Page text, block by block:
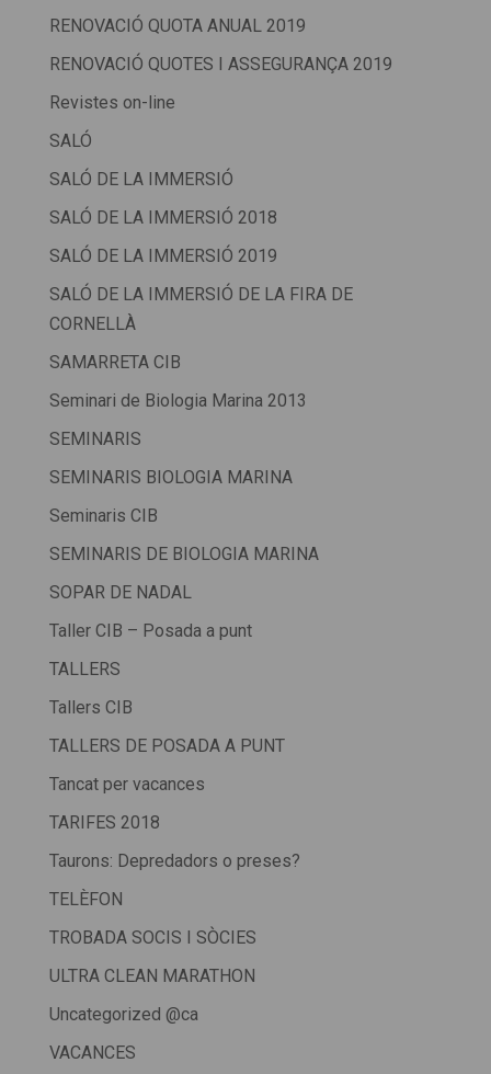
RENOVACIÓ QUOTA ANUAL 2019
RENOVACIÓ QUOTES I ASSEGURANÇA 2019
Revistes on-line
SALÓ
SALÓ DE LA IMMERSIÓ
SALÓ DE LA IMMERSIÓ 2018
SALÓ DE LA IMMERSIÓ 2019
SALÓ DE LA IMMERSIÓ DE LA FIRA DE
CORNELLÀ
SAMARRETA CIB
Seminari de Biologia Marina 2013
SEMINARIS
SEMINARIS BIOLOGIA MARINA
Seminaris CIB
SEMINARIS DE BIOLOGIA MARINA
SOPAR DE NADAL
Taller CIB – Posada a punt
TALLERS
Tallers CIB
TALLERS DE POSADA A PUNT
Tancat per vacances
TARIFES 2018
Taurons: Depredadors o preses?
TELÈFON
TROBADA SOCIS I SÒCIES
ULTRA CLEAN MARATHON
Uncategorized @ca
VACANCES